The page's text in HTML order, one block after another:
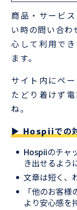
商品・サービ
い時の問い合わ
心して利用で
ます。
サイト内にペ
たどり着けず
ね。
▶ Hospiiでの
Hospiiのチャ
き出せるよう
文章は短く、
「他のお客様
より安心感を